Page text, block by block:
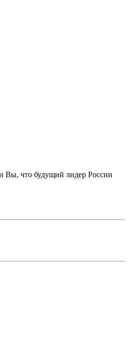
Вы, что будущий лидер России